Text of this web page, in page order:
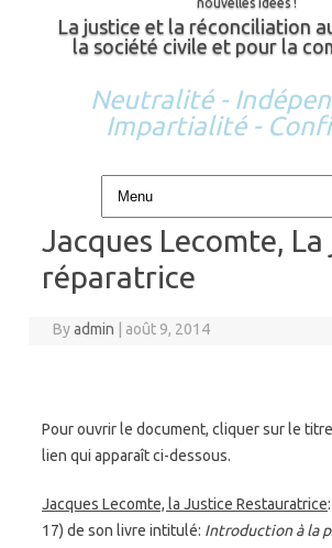
La justice et la réconciliation
la société civile et pour la
Neutralité -
Impartialité -
Skip to
Jacques Lecomte,
réparatrice
Byadmin août 9, 2014
Pour ouvrir le document, cliquer sur le
lien qui apparaît ci-dessous.
Jacques Lecomte, la Justice Restauratrice
17) de son livre intitulé: Introduction à la